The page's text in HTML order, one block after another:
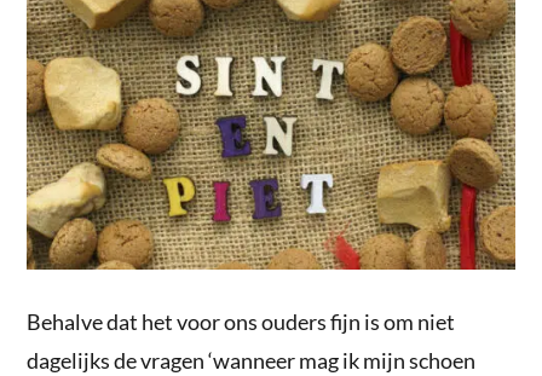
Behalve dat het voor ons ouders fijn is om niet
dagelijks de vragen ‘wanneer mag ik mijn schoen